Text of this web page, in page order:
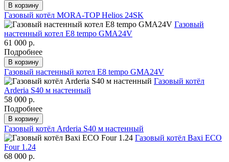
В корзину
Газовый котёл MORA-TOP Helios 24SK
Газовый
настенный котел E8 tempo GMA24V
61 000 р.
Подробнее
В корзину
Газовый настенный котел E8 tempo GMA24V
Газовый котёл
Arderia S40 м настенный
58 000 р.
Подробнее
В корзину
Газовый котёл Arderia S40 м настенный
Газовый котёл Baxi ECO
Four 1.24
68 000 р.